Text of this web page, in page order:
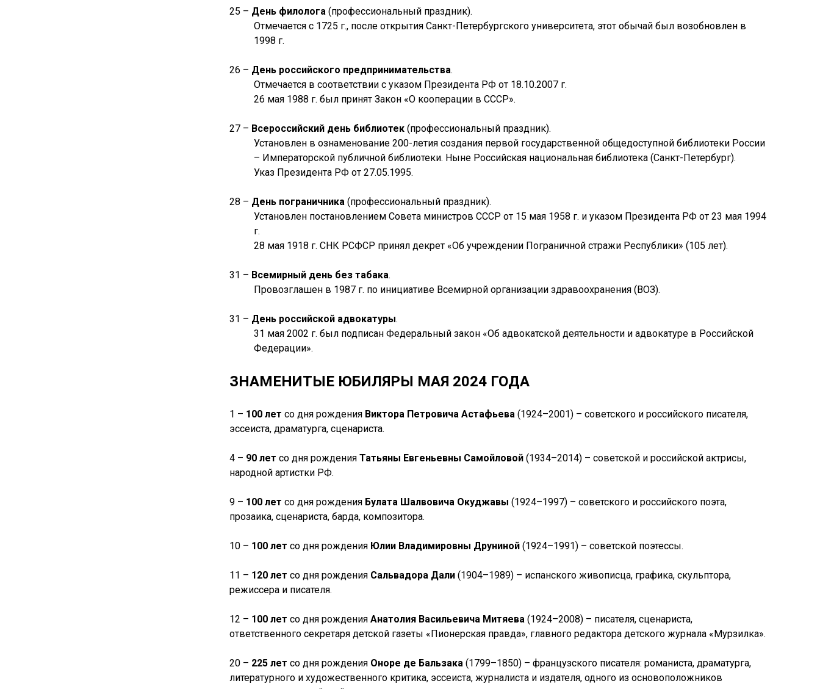
25 – День филолога (профессиональный праздник).
Отмечается с 1725 г., после открытия Санкт-Петербургского университета, этот обычай был возобновлен в
1998 г.
26 – День российского предпринимательства.
Отмечается в соответствии с указом Президента РФ от 18.10.2007 г.
26 мая 1988 г. был принят Закон «О кооперации в СССР».
27 – Всероссийский день библиотек(профессиональный праздник).
Установлен в ознаменование 200-летия создания первой государственной общедоступной библиотеки России
– Императорской публичной библиотеки. Ныне Российская национальная библиотека (Санкт-Петербург).
Указ Президента РФ от 27.05.1995.
28 – День пограничника (профессиональный праздник).
Установлен постановлением Совета министров СССР от 15 мая 1958 г. и указом Президента РФ от 23 мая 1994
г.
28 мая 1918 г. СНК РСФСР принял декрет «Об учреждении Пограничной стражи Республики» (105 лет).
31 – Всемирный день без табака.
Провозглашен в 1987 г. по инициативе Всемирной организации здравоохранения (ВОЗ).
31 – День российской адвокатуры.
31 мая 2002 г. был подписан Федеральный закон «Об адвокатской деятельности и адвокатуре в Российской
Федерации».
ЗНАМЕНИТЫЕ ЮБИЛЯРЫ МАЯ 2024 ГОДА
1 – 100 лет со дня рождения Виктора Петровича Астафьева (1924–2001) – советского и российского писателя,
эссеиста, драматурга, сценариста.
4 – 90 лет со дня рожденияТатьяны Евгеньевны Самойловой (1934–2014) – советской и российской актрисы,
народной артистки РФ.
9 – 100 летсо дня рождения Булата Шалвовича Окуджавы (1924–1997) – советского и российского поэта,
прозаика, сценариста, барда, композитора.
10 – 100 летсо дня рождения Юлии Владимировны Друниной(1924–1991) – советской поэтессы.
11 – 120 лет со дня рождения Сальвадора Дали (1904–1989) – испанского живописца, графика, скульптора,
режиссера и писателя.
12 – 100 лет со дня рожденияАнатолия Васильевича Митяева(1924–2008) – писателя, сценариста,
ответственного секретаря детской газеты «Пионерская правда», главного редактора детского журнала «Мурзилка».
20 – 225 лет со дня рождения Оноре де Бальзака (1799–1850) – французского писателя: романиста, драматурга,
литературного и художественного критика, эссеиста, журналиста и издателя, одного из основоположников